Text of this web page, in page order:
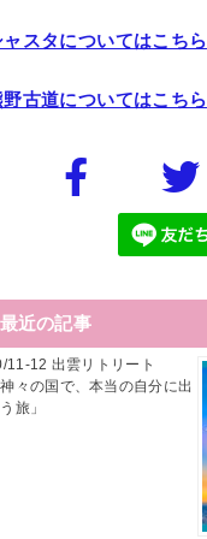
ャスタについてはこちら
野古道についてはこちら
最近の記事
11-12 出雲リトリート
々の国で、本当の自分に出
旅」